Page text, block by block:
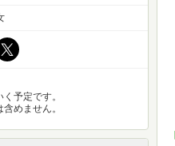
予定です。
めません。